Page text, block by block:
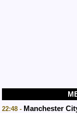
22:48 - Manchester